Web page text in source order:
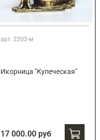
арт. 2202-м
Икорница "Купеческая"
17 000.00 руб